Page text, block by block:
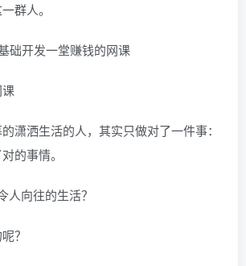
群人。
潇洒生活的人，其实只做对了一件事：
的事情。
人向往的生活？
？